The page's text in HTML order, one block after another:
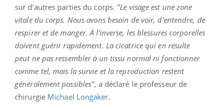
sur d’autres parties du corps. "Le visage est une zone
vitale du corps. Nous avons besoin de voir, d'entendre, de
respirer et de manger. À l'inverse, les blessures corporelles
doivent guérir rapidement. La cicatrice qui en résulte
peut ne pas ressembler à un tissu normal ni fonctionner
comme tel, mais la survie et la reproduction restent
généralement possibles", a déclaré le professeur de
chirurgie Michael Longaker.